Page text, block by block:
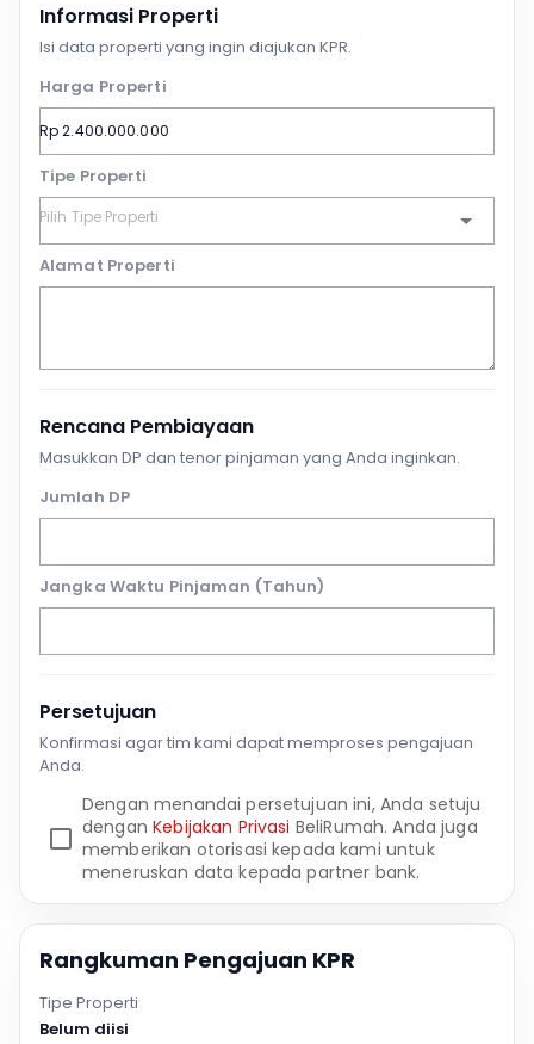
Informasi Properti
Isi data properti yang ingin diajukan KPR.
Harga Properti
Tipe Properti
Alamat Properti
Rencana Pembiayaan
Masukkan DP dan tenor pinjaman yang Anda inginkan.
Jumlah DP
Jangka Waktu Pinjaman (Tahun)
Persetujuan
Konfirmasi agar tim kami dapat memproses pengajuan
Anda.
Dengan menandai persetujuan ini, Anda setuju
denganKebijakan Privasi BeliRumah. Anda juga
memberikan otorisasi kepada kami untuk
meneruskan data kepada partner bank.
Rangkuman Pengajuan KPR
Tipe Properti
Belum diisi